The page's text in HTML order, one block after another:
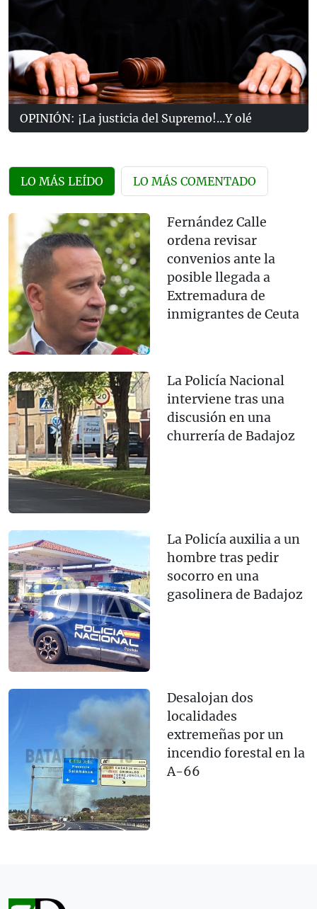
OPINIÓN: ¡La justicia del Supremo!...Y olé
LO MÁS LEÍDO LO MÁS COMENTADO
Fernández Calle
ordena revisar
convenios ante la
posible llegada a
Extremadura de
inmigrantes de Ceuta
La Policía Nacional
interviene tras una
discusión en una
churrería de Badajoz
La Policía auxilia a un
hombre tras pedir
socorro en una
gasolinera de Badajoz
Desalojan dos
localidades
extremeñas por un
incendio forestal en la
A-66